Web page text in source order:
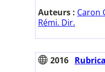
Auteurs : Caron
Rémi. Dir.
2016